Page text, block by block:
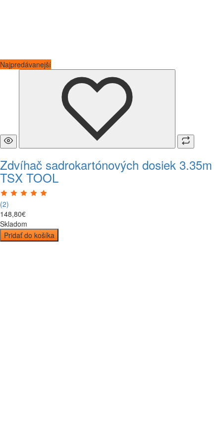
Najpredávanejší
Zdvíhač sadrokartónových dosiek 3.35m
TSX TOOL
(2)
148,80€
Skladom
Pridať do košíka